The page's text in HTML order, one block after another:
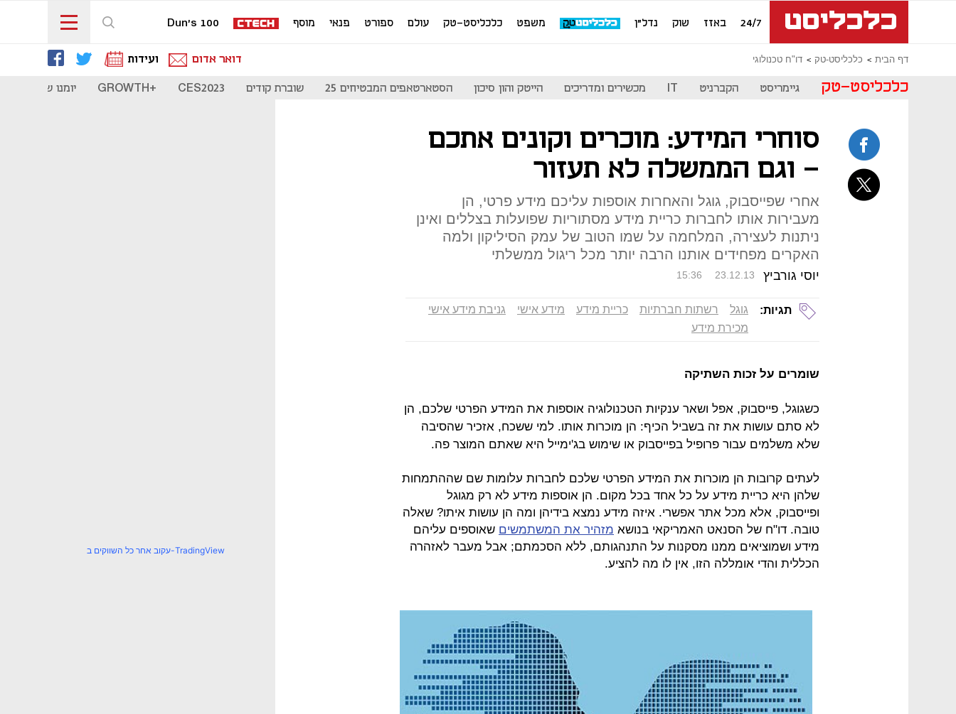
24/7 באזז שוק נדל"ן משפט כלכליסט-טק עולם ספורט פנאי מוסף Dun's 100
דף הבית כלכליסט-טק דו"ח טכנולוגי דואר אדום ועידות
כלכליסט-טק גיימריסט הקברניט IT מכשירים ומדריכים הייטק והון סיכון הסטארטאפים המבטיחים 25 שוברת קודים CES2023
+GROWTH יומנו של
סוחרי המידע: מוכרים וקונים אתכם
- וגם הממשלה לא תעזור
אחרי שפייסבוק, גוגל והאחרות אוספות עליכם מידע פרטי, הן
מעבירות אותו לחברות כריית מידע מסתוריות שפועלות בצללים ואינן
ניתנות לעצירה, המלחמה על שמו הטוב של עמק הסיליקון ולמה
האקרים מפחידים אותנו הרבה יותר מכל ריגול ממשלתי
יוסי גורביץ 15:36 23.12.13
תגיות: גוגל רשתות חברתיות כריית מידע מידע אישי
גניבת מידע אישי
מכירת מידע
שומרים על זכות השתיקה
כשגוגל, פייסבוק, אפל ושאר ענקיות הטכנולוגיה אוספות את המידע הפרטי שלכם, הן
לא סתם עושות את זה בשביל הכיף: הן מוכרות אותו. למי ששכח, אזכיר שהסיבה
שלא משלמים עבור פרופיל בפייסבוק או שימוש בג'ימייל היא שאתם המוצר פה.
לעתים קרובות הן מוכרות את המידע הפרטי שלכם לחברות עלומות שם שההתמחות
שלהן היא כריית מידע על כל אחד בכל מקום. הן אוספות מידע לא רק מגוגל
ופייסבוק, אלא מכל אתר אפשרי. איזה מידע נמצא בידיהן ומה הן עושות איתו? שאלה
טובה. דו"ח של הסנאט האמריקאי בנושא מזהיר את המשתמשים שאוספים עליהם
מידע ושמוציאים ממנו מסקנות על התנהגותם, ללא הסכמתם; אבל מעבר לאזהרה
הכללית והדי אומללה הזו, אין לו מה להציע.
עקוב אחר כל השווקים ב-TradingView